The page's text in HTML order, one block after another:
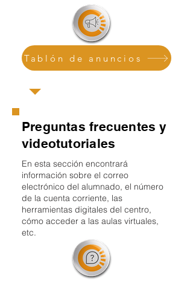
Tablón de anuncios
Preguntas frecuentes y
videotutoriales
En esta sección encontrará
información sobre el correo
electrónico del alumnado, el número
de la cuenta corriente, las
herramientas digitales del centro,
cómo acceder a las aulas virtuales,
etc.